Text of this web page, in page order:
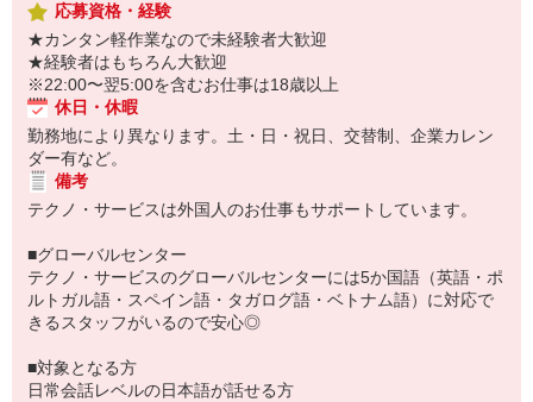
応募資格・経験
★カンタン軽作業なので未経験者大歓迎
★経験者はもちろん大歓迎
※22:00〜翌5:00を含むお仕事は18歳以上
休日・休暇
勤務地により異なります。土・日・祝日、交替制、企業カレン
ダー有など。
備考
テクノ・サービスは外国人のお仕事もサポートしています。
■グローバルセンター
テクノ・サービスのグローバルセンターには5か国語（英語・ポ
ルトガル語・スペイン語・タガログ語・ベトナム語）に対応で
きるスタッフがいるので安心◎
■対象となる方
日常会話レベルの日本語が話せる方